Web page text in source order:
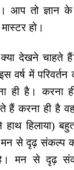
आप तो ज्ञान
हो।
क्या देखने चाहते
वर्ष में
ही है। करना
हैं करना ही है
हिलाया)
मन से दृढ़ संकल्प
मन से दृढ़